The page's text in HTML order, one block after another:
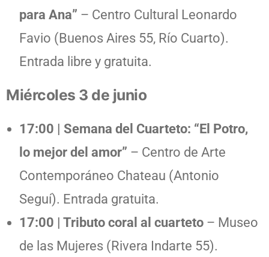
para Ana” – Centro Cultural Leonardo
Favio (Buenos Aires 55, Río Cuarto).
Entrada libre y gratuita.
Miércoles 3 de junio
17:00 | Semana del Cuarteto: “El Potro,
lo mejor del amor” – Centro de Arte
Contemporáneo Chateau (Antonio
Seguí). Entrada gratuita.
17:00 | Tributo coral al cuarteto – Museo
de las Mujeres (Rivera Indarte 55).